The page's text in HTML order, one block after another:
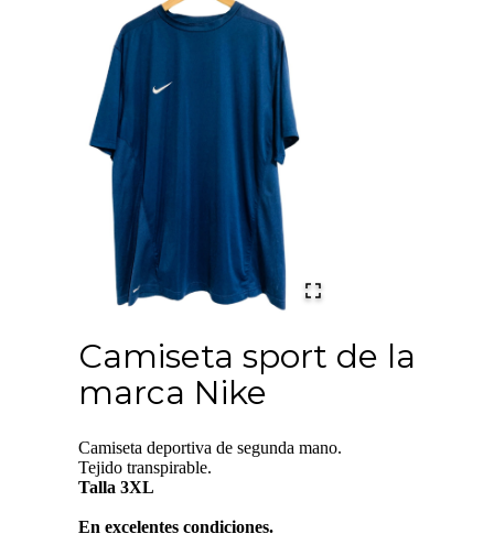
Camiseta sport de la
marca Nike
Camiseta deportiva de segunda mano.
Tejido transpirable.
Talla 3XL
En excelentes condiciones.